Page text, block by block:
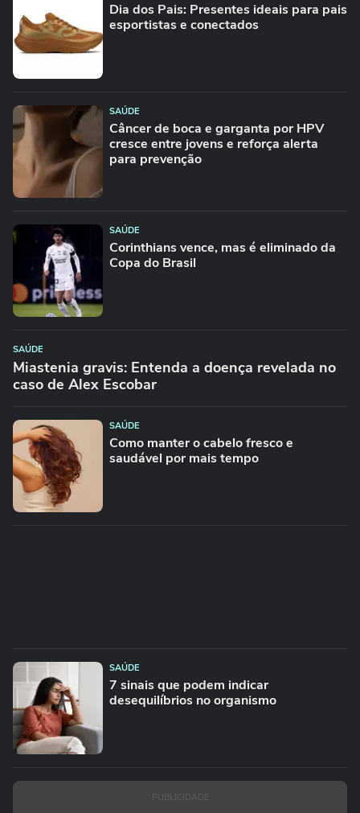
Dia dos Pais: Presentes ideais para pais
esportistas e conectados
SAÚDE
Câncer de boca e garganta por HPV
cresce entre jovens e reforça alerta
para prevenção
SAÚDE
Corinthians vence, mas é eliminado da
Copa do Brasil
SAÚDE
Miastenia gravis: Entenda a doença revelada no
caso de Alex Escobar
SAÚDE
Como manter o cabelo fresco e
saudável por mais tempo
SAÚDE
7 sinais que podem indicar
desequilíbrios no organismo
PUBLICIDADE